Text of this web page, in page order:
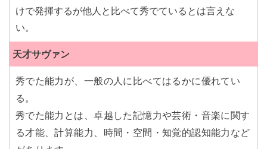
けで発揮するが他人と比べて秀でているとは言えな
い。
天才サヴァン
秀でた能力が、一般の人に比べてはるかに優れてい
る。
秀でた能力とは、卓越した記憶力や芸術・音楽に関す
る才能、計算能力、時間・空間・知覚的認知能力など